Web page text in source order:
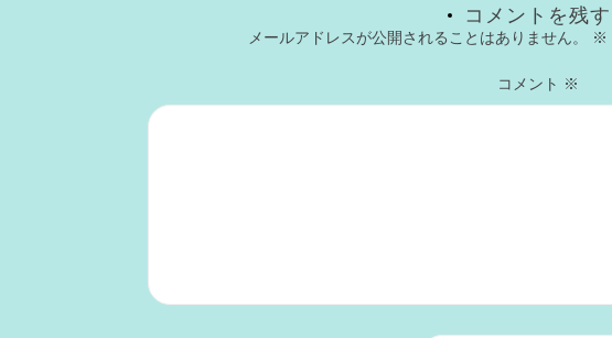
コメントを残す
メールアドレスが公開されることはありません。 ※
コメント ※